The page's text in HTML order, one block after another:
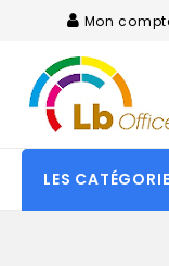
Mon
LES